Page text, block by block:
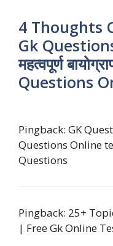
4 Thoughts
Gk
महत्वपूर्ण
Questions
Pingback: GK
Questions Online
Questions
Pingback: 25+
| Free Gk Online